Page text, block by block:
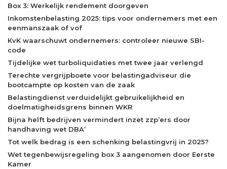
Box 3: Werkelijk rendement doorgeven
Inkomstenbelasting 2025: tips voor ondernemers met een
eenmanszaak of vof
KvK waarschuwt ondernemers: controleer nieuwe SBI-
code
Tijdelijke wet turboliquidaties met twee jaar verlengd
Terechte vergrijpboete voor belastingadviseur die
bootcampte op kosten van de zaak
Belastingdienst verduidelijkt gebruikelijkheid en
doelmatigheidsgrens binnen WKR
Bijna helft bedrijven vermindert inzet zzp’ers door
handhaving wet DBA’
Tot welk bedrag is een schenking belastingvrij in 2025?
Wet tegenbewijsregeling box 3 aangenomen door Eerste
Kamer